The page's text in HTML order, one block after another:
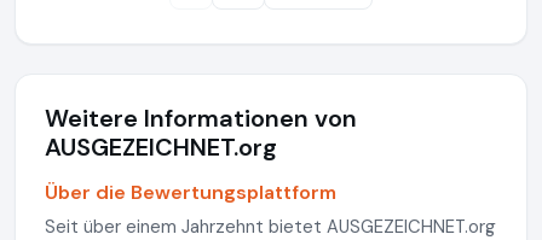
Weitere Informationen von
AUSGEZEICHNET.org
Über die Bewertungsplattform
Seit über einem Jahrzehnt bietet AUSGEZEICHNET.org